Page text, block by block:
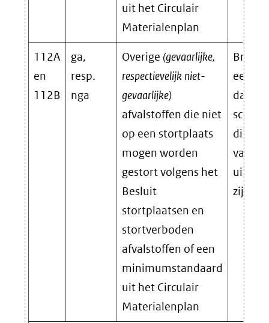
uit het Circulair
Materialenplan
112A
en
112B
ga,
resp.
nga
Overige (gevaarlijke,
respectievelijk niet-
gevaarlijke)
afvalstoffen die niet
op een stortplaats
mogen worden
gestort volgens het
Besluit
stortplaatsen en
stortverboden
afvalstoffen of een
minimumstandaard
uit het Circulair
Materialenplan
een
dan 1
die bij
van
uit de
zijn